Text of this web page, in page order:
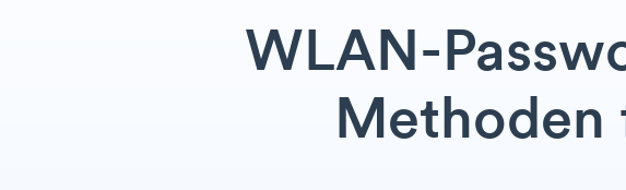
WLAN-
Methoden